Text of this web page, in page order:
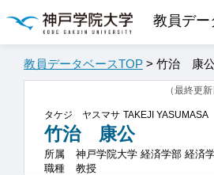
教員デー
教員データベースTOP > 竹治 康公
（最終更
タケジ ヤスマサ TAKEJI YASUMASA
竹治 康公
所属
神戸学院大学 経済学部 経済
職種
教授